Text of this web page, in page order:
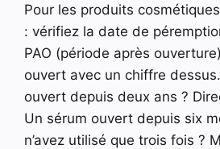
Pour les produits
: vérifiez la date de
PAO (période après
ouvert avec un chiffre
ouvert depuis deux ans ?
Un sérum ouvert depuis six
n’avez utilisé que trois fois ?